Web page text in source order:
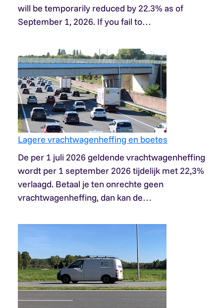
will be temporarily reduced by 22.3% as of
September 1, 2026. If you fail to…
Lagere vrachtwagenheffing en boetes
De per 1 juli 2026 geldende vrachtwagenheffing
wordt per 1 september 2026 tijdelijk met 22,3%
verlaagd. Betaal je ten onrechte geen
vrachtwagenheffing, dan kan de…